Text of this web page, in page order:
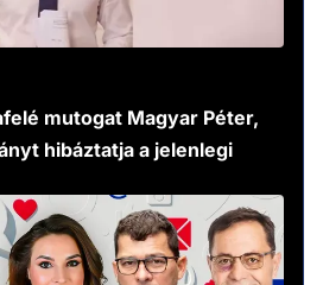
mutogat Magyar Péter,
hibáztatja a jelenlegi